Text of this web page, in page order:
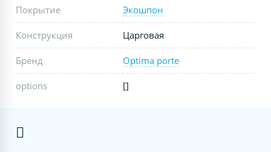
Покрытие Экошпон
Конструкция Царговая
Бренд Optima porte
options []